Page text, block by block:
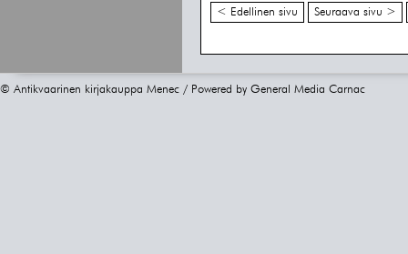
< Edellinen sivu Seuraava sivu >
© Antikvaarinen kirjakauppa Menec / Powered by General Media Carnac